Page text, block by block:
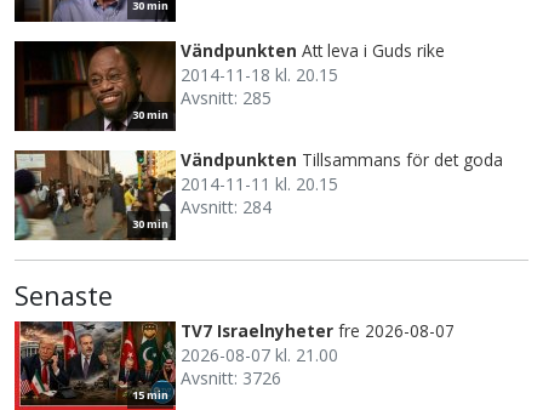
30 min
30 min
Vändpunkten Att leva i Guds rike
2014-11-18 kl. 20.15
Avsnitt: 285
30 min
Vändpunkten Tillsammans för det goda
2014-11-11 kl. 20.15
Avsnitt: 284
Senaste
15 min
TV7 Israelnyheter fre 2026-08-07
2026-08-07 kl. 21.00
Avsnitt: 3726